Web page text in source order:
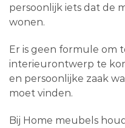
persoonlijk iets dat de
wonen.
Er is geen formule om
interieurontwerp te
en persoonlijke zaak
moet vinden.
Bij Home meubels